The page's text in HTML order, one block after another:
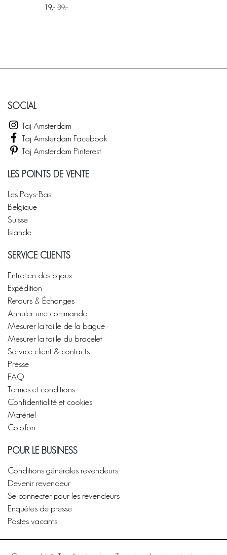
19 39
SOCIAL
Taj Amsterdam
Taj Amsterdam Facebook
Taj Amsterdam Pinterest
LES POINTS DE VENTE
Les Pays-Bas
Belgique
Suisse
Islande
SERVICE CLIENTS
Entretien des bijoux
Expédition
Retours & Échanges
Annuler une commande
Mesurer la taille de la bague
Mesurer la taille du bracelet
Service client & contacts
Presse
FAQ
Termes et conditions
Confidentialité et cookies
Matériel
Colofon
POUR LE BUSINESS
Conditions générales revendeurs
Devenir revendeur
Se connecter pour les revendeurs
Enquêtes de presse
Postes vacants